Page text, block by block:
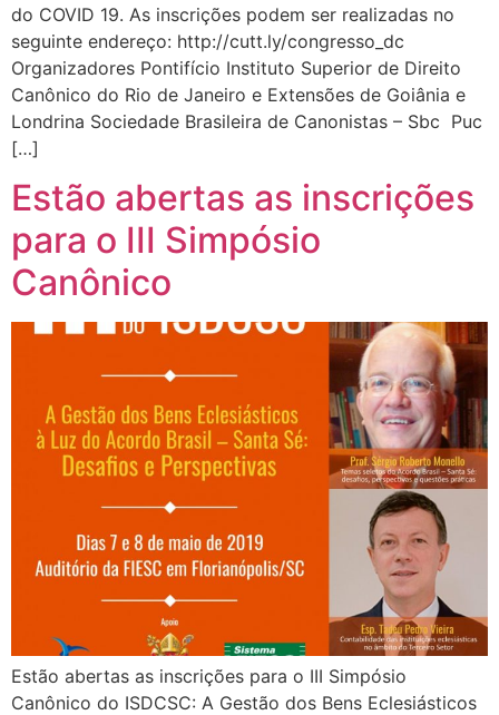
do COVID 19. As inscrições podem ser realizadas no
seguinte endereço: http://cutt.ly/congresso_dc
Organizadores Pontifício Instituto Superior de Direito
Canônico do Rio de Janeiro e Extensões de Goiânia e
Londrina Sociedade Brasileira de Canonistas – Sbc Puc
[…]
Estão abertas as inscrições
para o III Simpósio
Canônico
Estão abertas as inscrições para o III Simpósio
Canônico do ISDCSC: A Gestão dos Bens Eclesiásticos